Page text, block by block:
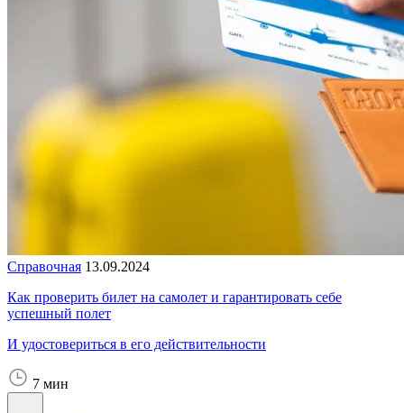
Справочная 13.09.2024
Как проверить билет на самолет и гарантировать себе
успешный полет
И удостовериться в его действительности
7 мин